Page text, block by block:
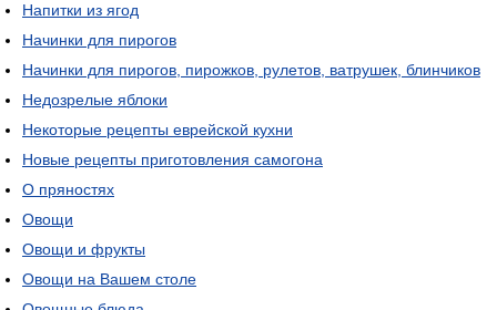
Напитки из ягод
Начинки для пирогов
Начинки для пирогов, пирожков, рулетов, ватрушек, блинчиков
Недозрелые яблоки
Некоторые рецепты еврейской кухни
Новые рецепты приготовления самогона
О пряностях
Овощи
Овощи и фрукты
Овощи на Вашем столе